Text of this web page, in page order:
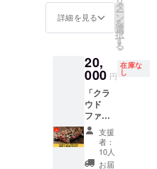
ます。
側より
大きめ
にお名
前を掲
ていた
だきま
す。 あ
なたの
企業の
お名前
をPRで
きま
す。 5
社限定
詳細を見る
タ
ー
ン
を
選
択
す
る
20,
000 円
在庫な
し
「クラ
ウド
ファン
ディン
グオリ
ジナル
但馬牛
支援
者：
10人
お届